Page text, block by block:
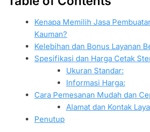
Kenapa Memilih Jasa
Kauman?
Kelebihan dan Bonus Layanan
Spesifikasi dan Harga Cetak
Ukuran Standar:
Informasi Harga:
Cara Pemesanan Mudah dan
Alamat dan Kontak
Penutup